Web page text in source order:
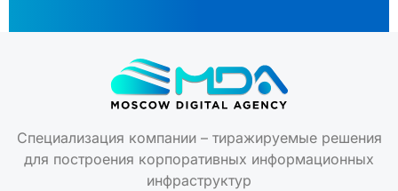
Специализация компании – тиражируемые решения
для построения корпоративных информационных
инфраструктур